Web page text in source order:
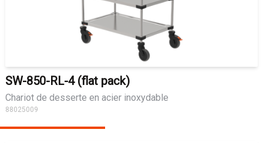
SW-850-RL-4 (flat pack)
Chariot de desserte en acier inoxydable
88025009